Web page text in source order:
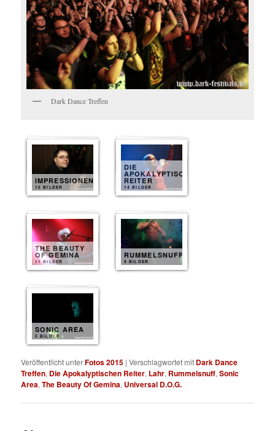
Dark Dance Treffen
IMPRESSIONEN
15 BILDER
DIE
APOKALYPTISCHEN
REITER
14 BILDER
THE BEAUTY
OF GEMINA
11 BILDER
RUMMELSNUFF
9 BILDER
SONIC AREA
5 BILDER
Veröffentlicht unterFotos 2015 |Verschlagwortet mit Dark Dance
Treffen, Die Apokalyptischen Reiter, Lahr, Rummelsnuff,Sonic
Area,The Beauty Of Gemina, Universal D.O.G.